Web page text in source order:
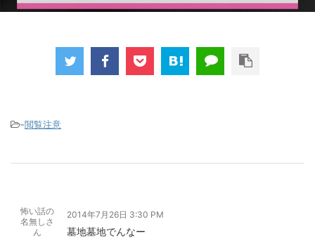
-閲覧注意
怖い話の
名無しさ
ん
2014年7月26日 3:30 PM
墓地墓地でんなー